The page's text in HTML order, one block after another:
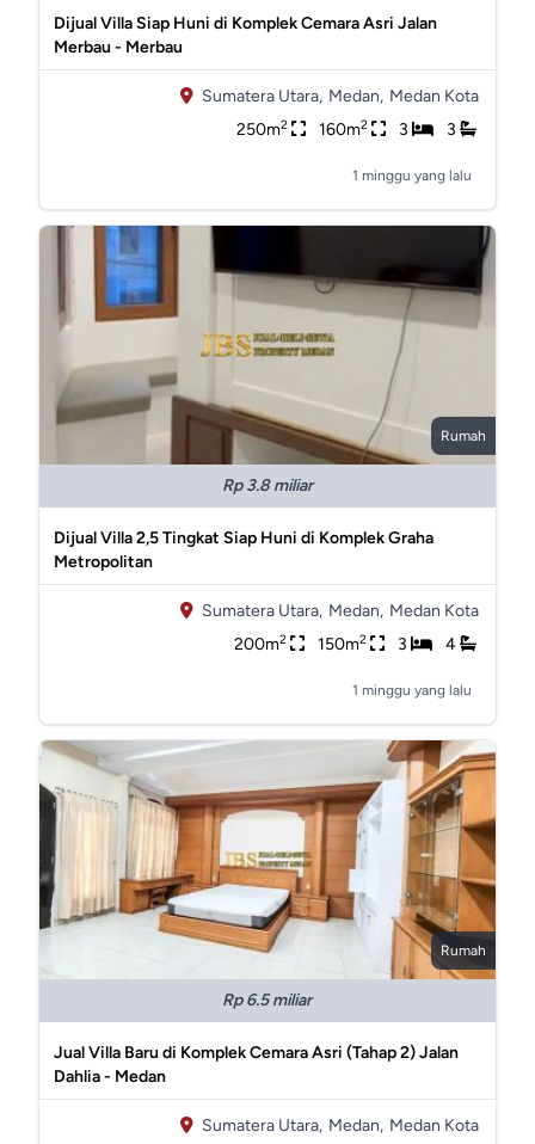
Dijual Villa Siap Huni di Komplek Cemara Asri Jalan
Merbau - Merbau
Sumatera Utara, Medan, Medan Kota
250m2 160m2 3 3
1 minggu yang lalu
Rumah
Rp 3.8 miliar
Dijual Villa 2,5 Tingkat Siap Huni di Komplek Graha
Metropolitan
Sumatera Utara, Medan, Medan Kota
200m2 150m2 3 4
1 minggu yang lalu
Rumah
Rp 6.5 miliar
Jual Villa Baru di Komplek Cemara Asri (Tahap 2) Jalan
Dahlia - Medan
Sumatera Utara, Medan, Medan Kota